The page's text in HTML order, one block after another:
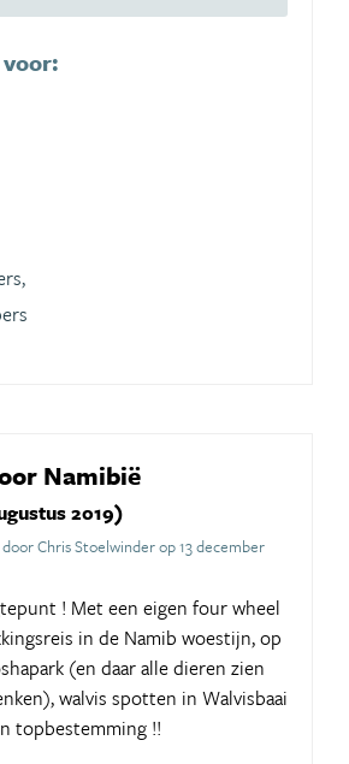
Namibië
2019)
Chris Stoelwinder op 13 december
! Met een eigen four wheel
in de Namib woestijn, op
(en daar alle dieren zien
walvis spotten in Walvisbaai
topbestemming !!